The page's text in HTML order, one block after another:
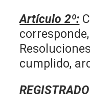
Artículo 2º:
cumplido,